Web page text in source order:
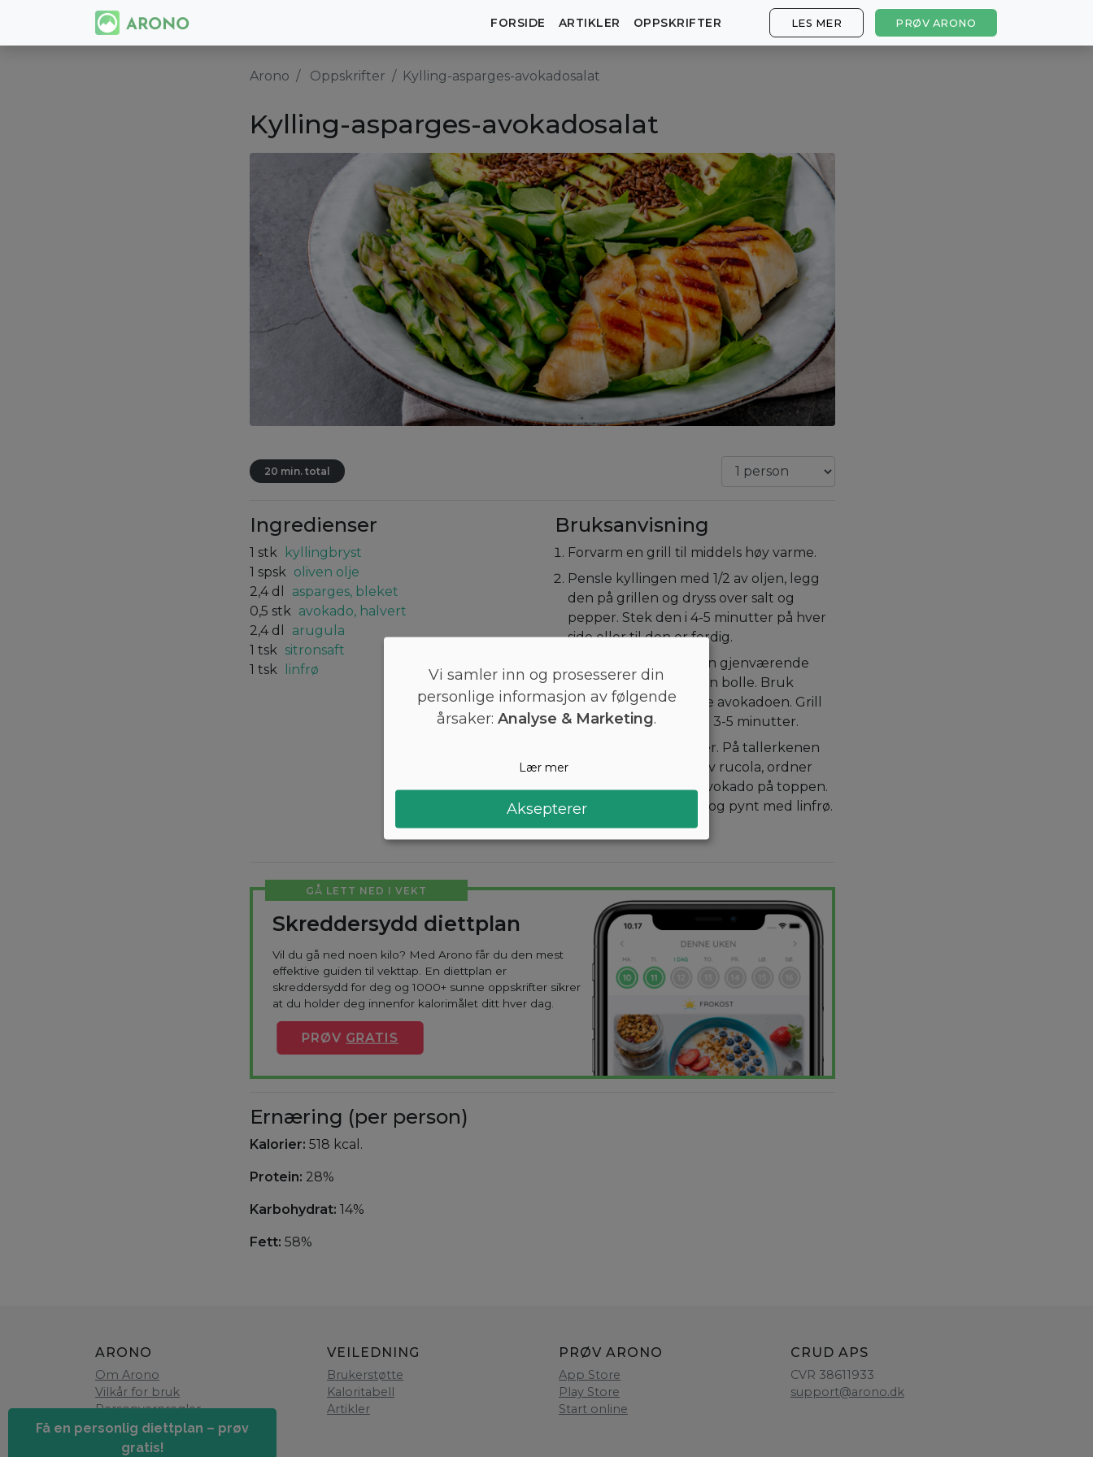
FORSIDE ARTIKLER OPPSKRIFTER LES MER PRØV ARONO
Arono Oppskrifter Kylling-asparges-avokadosalat
Kylling-asparges-avokadosalat
20 min. total
Ingredienser
1 stk
kyllingbryst
1 spsk oliven olje
2,4 dl
asparges, bleket
0,5 stk avokado, halvert
2,4 dl
arugula
1 tsk sitronsaft
1 tsk linfrø
Bruksanvisning
Forvarm en grill til middels høy varme.
Pensle kyllingen med 1/2 av oljen, legg
den på grillen og dryss over salt og
pepper. Stek den i 4-5 minutter på hver
side eller til den er ferdig.
Vend asparges med en gjenværende
olje, salt og pepper i en bolle. Bruk
denne oljen til å pusse avokadoen. Grill
asparges og avokado i 3-5 minutter.
Skjær kyllingen i skiver. På tallerkenen
danner du en bunn av rucola, ordner
kylling, asparges og avokado på toppen.
Drypp sitronsaft over og pynt med linfrø.
Værsågod.
GÅ LETT NED I VEKT
Skreddersydd diettplan
Vil du gå ned noen kilo? Med Arono får du den mest
effektive guiden til vekttap. En diettplan er
skreddersydd for deg og 1000+ sunne oppskrifter sikrer
at du holder deg innenfor kalorimålet ditt hver dag.
PRØV GRATIS
Ernæring (per person)
Kalorier: 518 kcal.
Protein: 28%
Karbohydrat: 14%
Fett: 58%
ARONO
Om Arono
Vilkår for bruk
Personvernregler
VEILEDNING
Brukerstøtte
Kaloritabell
Artikler
PRØV ARONO
App Store
Play Store
Start online
CRUD APS
CVR 38611933
support@arono.dk
Få en personlig diettplan – prøv
gratis!
Vi samler inn og prosesserer din
personlige informasjon av følgende
årsaker: Analyse & Marketing.
Lær mer
Aksepterer